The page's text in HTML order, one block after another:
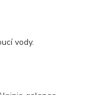
vody.